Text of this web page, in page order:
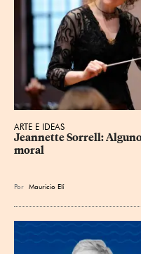
ARTE E IDEAS
Jeannette Sorrell:
moral
Por Mauricio Elí